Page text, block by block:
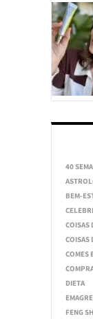
40
BEM-
COISAS
COISAS
COMES
DIETA
FENG